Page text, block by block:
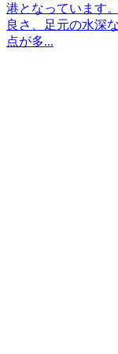
港となっています
良さ、足元の水深
点が多...